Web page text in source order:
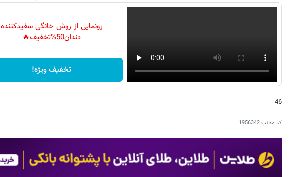
رونمایی از روش خانگی سفیدکننده
دندان50%تخفیف🔥
تخفیف ویژه!
46
کد مطلب1956342